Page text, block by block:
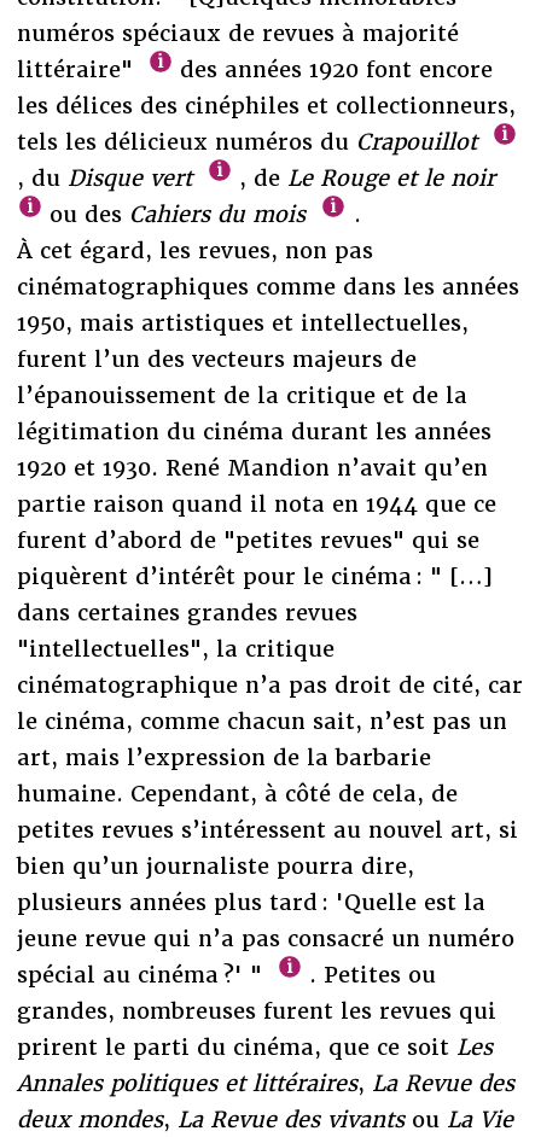
numéros spéciaux de revues à majorité
littéraire"
des années 1920 font encore
les délices des cinéphiles et collectionneurs,
tels les délicieux numéros du Crapouillot
, du Disque vert , de Le Rouge et le noir
ou des Cahiers du mois
.
À cet égard, les revues, non pas
cinématographiques comme dans les années
1950, mais artistiques et intellectuelles,
furent l’un des vecteurs majeurs de
l’épanouissement de la critique et de la
légitimation du cinéma durant les années
1920 et 1930. René Mandion n’avait qu’en
partie raison quand il nota en 1944 que ce
furent d’abord de "petites revues" qui se
piquèrent d’intérêt pour le cinéma : " […]
dans certaines grandes revues
"intellectuelles", la critique
cinématographique n’a pas droit de cité, car
le cinéma, comme chacun sait, n’est pas un
art, mais l’expression de la barbarie
humaine. Cependant, à côté de cela, de
petites revues s’intéressent au nouvel art, si
bien qu’un journaliste pourra dire,
plusieurs années plus tard : 'Quelle est la
jeune revue qui n’a pas consacré un numéro
spécial au cinéma ?' "
. Petites ou
grandes, nombreuses furent les revues qui
prirent le parti du cinéma, que ce soit Les
Annales politiques et littéraires, La Revue des
deux mondes, La Revue des vivantsou La Vie